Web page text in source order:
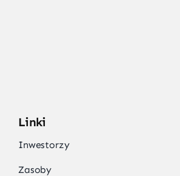
Linki
Inwestorzy
Zasoby